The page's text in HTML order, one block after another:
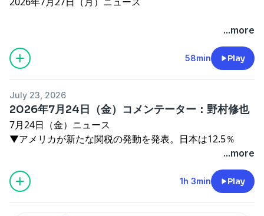
Seeomnystudio.com/listener
▼特別国会が閉幕 政府提出の６４法案がすべて成立
▼中国・王毅外相 茂木外務大臣との接触を否定
▼「飛鳥･藤原の宮都」世界文化遺産への登録決定
警視庁･親家和仁副総監インタビュー
コメンテーター
峯村健司（キヤノングローバル戦略研究所・上席研究員）
for privacy information.
...more
58min Play
July 23, 2026
2026年7月24日（金）コメンテーター：野村修也
7月24日（金）ニュース
▼アメリカが新たな関税の発動を発表。日本は12.5％
▼茂木外務大臣が中国の王毅外相と会話。ロシアの外相と
▼トランプ大統領が中国に対してAI技術の盗用に関する懸
念を表明へ
...more
1h 3min Play